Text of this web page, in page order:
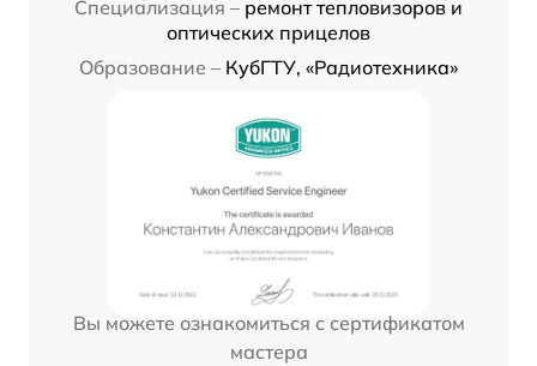
Специализация – ремонт тепловизоров и
оптических прицелов
Образование – КубГТУ, «Радиотехника»
Вы можете ознакомиться с сертификатом
мастера